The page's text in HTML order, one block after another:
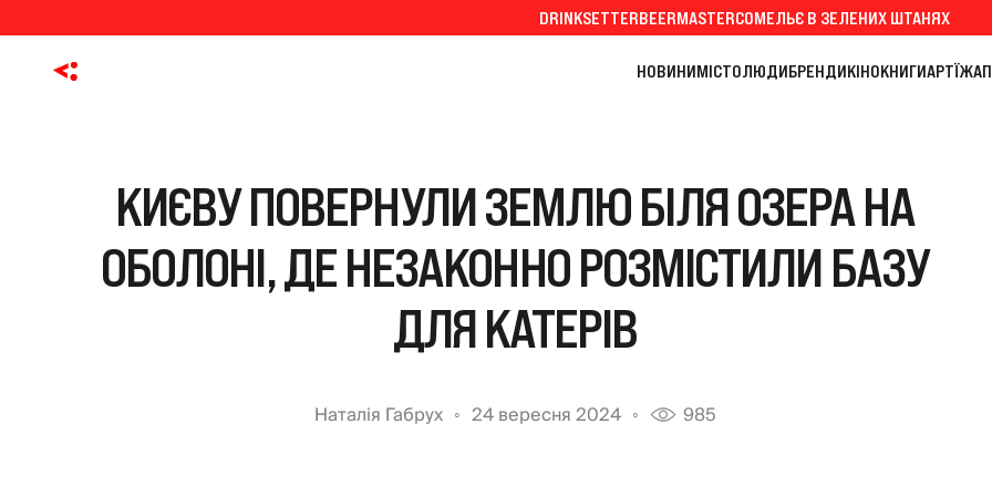
DRINKSETTERBEERMASTERСОМЕЛЬЄ В ЗЕЛЕНИХ ШТАНЯХ
НОВИНИМІСТОЛЮДИБРЕНДИКІНОКНИГИАРТЇЖА
КИЄВУ ПОВЕРНУЛИ ЗЕМЛЮ БІЛЯ ОЗЕРА НА
ОБОЛОНІ, ДЕ НЕЗАКОННО РОЗМІСТИЛИ БАЗУ
ДЛЯ КАТЕРІВ
Наталія Габрух 24 вересня 2024 985